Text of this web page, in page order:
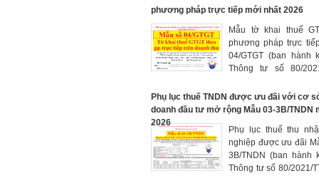
01/7/2025 - Dành
từ tiền lương, tiền công
phương pháp trực tiếp mới nhất 2026
Mẫu tờ khai thuế
phương pháp trực
04/GTGT (ban hành
Thông tư số 80/
chính) mẫu bị
Thông tư 40/2025/
Phụ lục thuế TNDN được ưu đãi với cơ
doanh đầu tư mở rộng Mẫu 03-3B/TNDN
2026
Phụ lục thuế thu
nghiệp được ưu đãi
3B/TNDN (ban hành
Thông tư số 80/2021/